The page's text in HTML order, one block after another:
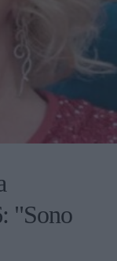
"Sono